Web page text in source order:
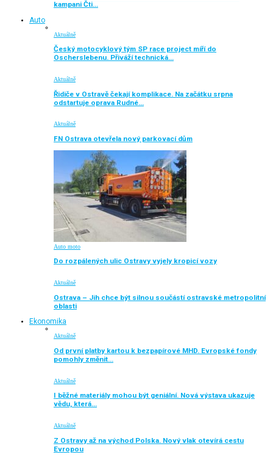
kampani Čti…
Auto
Aktuálně
Český motocyklový tým SP race project míří do
Oscherslebenu. Přiváží technická…
Aktuálně
Řidiče v Ostravě čekají komplikace. Na začátku srpna
odstartuje oprava Rudné…
Aktuálně
FN Ostrava otevřela nový parkovací dům
Auto moto
Do rozpálených ulic Ostravy vyjely kropicí vozy
Aktuálně
Ostrava – Jih chce být silnou součástí ostravské metropolitní
oblasti
Ekonomika
Aktuálně
Od první platby kartou k bezpapírové MHD. Evropské fondy
pomohly změnit…
Aktuálně
I běžné materiály mohou být geniální. Nová výstava ukazuje
vědu, která…
Aktuálně
Z Ostravy až na východ Polska. Nový vlak otevírá cestu
Evropou